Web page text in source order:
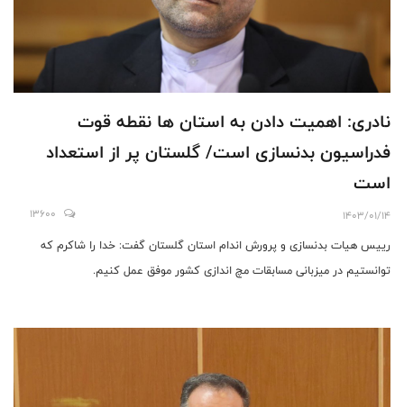
نادری: اهمیت دادن به استان ها نقطه قوت
فدراسیون بدنسازی است/ گلستان پر از استعداد
است
1403/01/14
13600
رییس هیات بدنسازی و پرورش اندام استان گلستان گفت: خدا را شاکرم که
توانستیم در میزبانی مسابقات مچ اندازی کشور موفق عمل کنیم.